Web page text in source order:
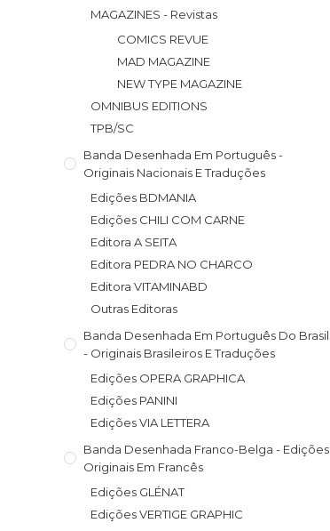
MAGAZINES - Revistas
COMICS REVUE
MAD MAGAZINE
NEW TYPE MAGAZINE
OMNIBUS EDITIONS
TPB/SC
Banda Desenhada Em Português -
Originais Nacionais E Traduções
Edições BDMANIA
Edições CHILI COM CARNE
Editora A SEITA
Editora PEDRA NO CHARCO
Editora VITAMINABD
Outras Editoras
Banda Desenhada Em Português Do Brasil
- Originais Brasileiros E Traduções
Edições OPERA GRAPHICA
Edições PANINI
Edições VIA LETTERA
Banda Desenhada Franco-Belga - Edições
Originais Em Francês
Edições GLÉNAT
Edições VERTIGE GRAPHIC